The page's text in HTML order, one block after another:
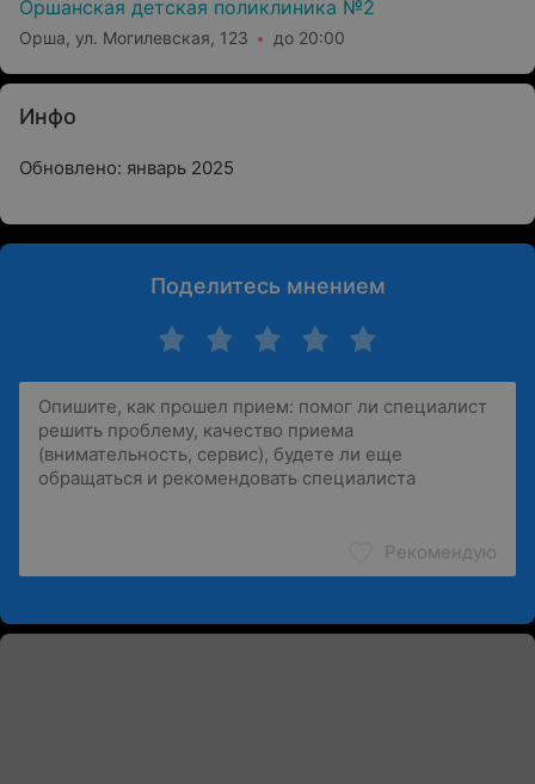
Оршанская детская поликлиника №2
Орша, ул. Могилевская, 123 до 20:00
Инфо
Обновлено: январь 2025
Поделитесь мнением
Рекомендую